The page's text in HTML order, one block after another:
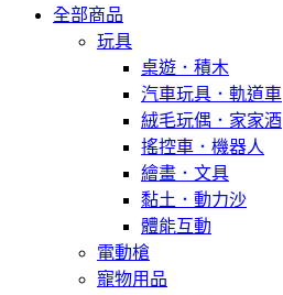
全部商品
玩具
桌遊．積木
汽車玩具．軌道車
絨毛玩偶．家家酒
搖控車．機器人
繪畫．文具
黏土．動力沙
體能互動
電動槍
寵物用品